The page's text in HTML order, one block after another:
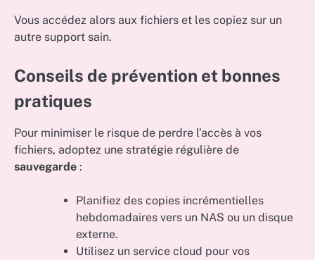
Vous accédez alors aux fichiers et les copiez sur un
autre support sain.
Conseils de prévention et bonnes
pratiques
Pour minimiser le risque de perdre l’accès à vos
fichiers, adoptez une stratégie régulière de
sauvegarde :
Planifiez des copies incrémentielles
hebdomadaires vers un NAS ou un disque
externe.
Utilisez un service cloud pour vos